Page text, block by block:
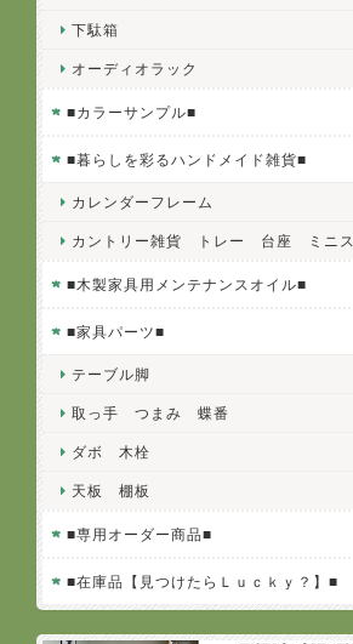
下駄箱
オーディオラック
■カラーサンプル■
■暮らしを彩るハンドメイド雑貨■
カレンダーフレーム
カントリー雑貨 トレー 台座 ミニス
■木製家具用メンテナンスオイル■
■家具パーツ■
テーブル脚
取っ手 つまみ 蝶番
ダボ 木栓
天板 棚板
■専用オーダー商品■
■在庫品【見つけたらＬｕｃｋｙ？】■